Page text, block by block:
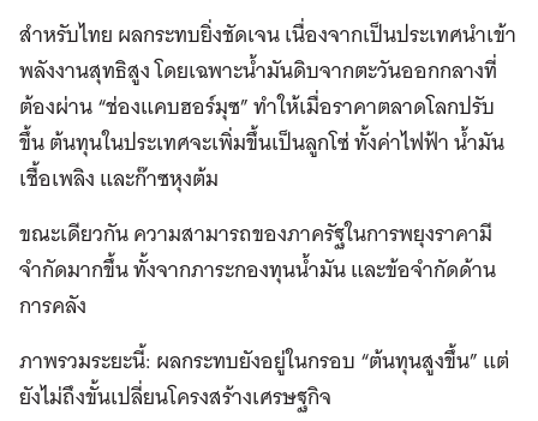
สำหรับไทย ผลกระทบยิ่งชัดเจน เนื่องจากเป็นประเทศนำเข้า
พลังงานสุทธิสูง โดยเฉพาะน้ำมันดิบจากตะวันออกกลางที่
ต้องผ่าน “ช่องแคบฮอร์มุซ” ทำให้เมื่อราคาตลาดโลกปรับ
ขึ้น ต้นทุนในประเทศจะเพิ่มขึ้นเป็นลูกโซ่ ทั้งค่าไฟฟ้า น้ำมัน
เชื้อเพลิง และก๊าซหุงต้ม
ขณะเดียวกัน ความสามารถของภาครัฐในการพยุงราคามี
จำกัดมากขึ้น ทั้งจากภาระกองทุนน้ำมัน และข้อจำกัดด้าน
การคลัง
ภาพรวมระยะนี้: ผลกระทบยังอยู่ในกรอบ “ต้นทุนสูงขึ้น” แต่
ยังไม่ถึงขั้นเปลี่ยนโครงสร้างเศรษฐกิจ